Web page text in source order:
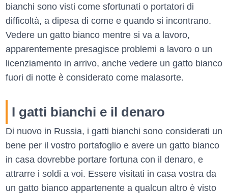
bianchi sono visti come sfortunati o portatori di
difficoltà, a dipesa di come e quando si incontrano.
Vedere un gatto bianco mentre si va a lavoro,
apparentemente presagisce problemi a lavoro o un
licenziamento in arrivo, anche vedere un gatto bianco
fuori di notte è considerato come malasorte.
I gatti bianchi e il denaro
Di nuovo in Russia, i gatti bianchi sono considerati un
bene per il vostro portafoglio e avere un gatto bianco
in casa dovrebbe portare fortuna con il denaro, e
attrarre i soldi a voi. Essere visitati in casa vostra da
un gatto bianco appartenente a qualcun altro è visto